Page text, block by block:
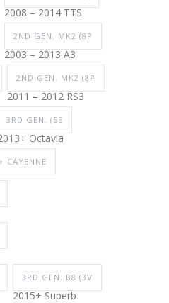
2008 – 2014 TTS
2ND GEN. MK2 (8P
2003 – 2013 A3
2ND GEN. MK2 (8P
2011 – 2012 RS3
3RD GEN. (5E
Octavia
CAYENNE
3RD GEN. B8 (3V
2015+ Superb